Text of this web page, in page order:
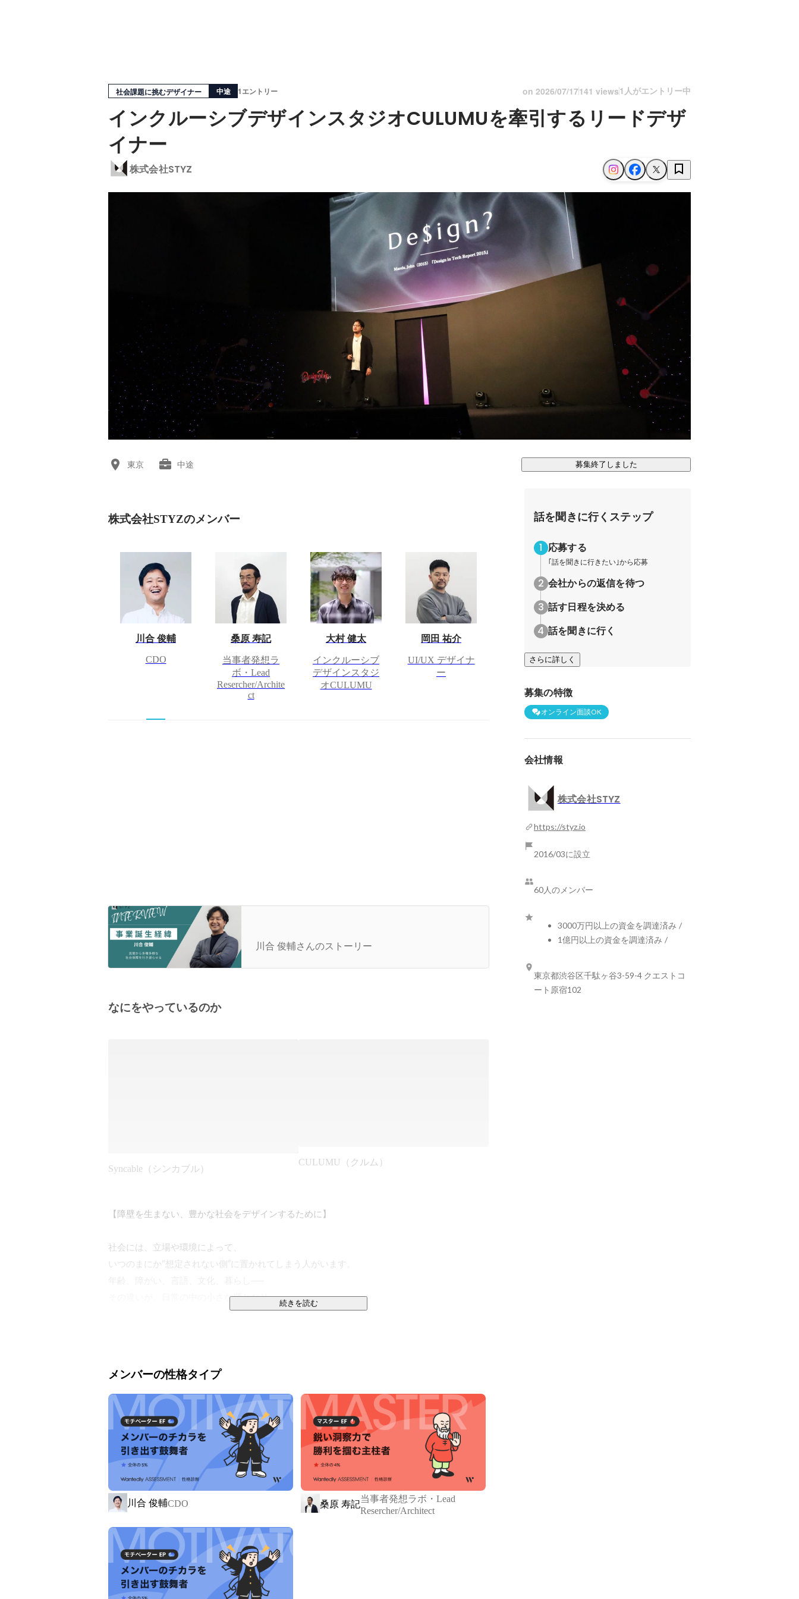
社会課題に挑むデザイナー 中途 1エントリー on 2026/07/17141 views1人がエントリー中
インクルーシブデザインスタジオCULUMUを牽引するリードデザ
イナー
株式会社STYZ
東京 中途 募集終了しました
株式会社STYZのメンバー
川合 俊輔
CDO
桑原 寿記
当事者発想ラ
ボ・Lead
Resercher/Archite
ct
大村 健太
インクルーシブ
デザインスタジ
オCULUMU
岡田 祐介
UI/UX デザイナ
ー
の経緯。なぜインクルーシブデザインなのか。
川合 俊輔さんのストーリー
なにをやっているのか
Syncable（シンカブル）
CULUMU（クルム）
【障壁を生まない、豊かな社会をデザインするために】
社会には、立場や環境によって、
いつのまにか“想定されない側”に置かれてしまう人がいます。
その違いが、日常の中の小さな壁となり、
誰かの行動や選択をそっと制限してしまうことがあります。
デザインの力で実現したいと考えています。
私たちは、多面的な視点で問題を捉え、
あらゆる立場の人の声に耳を傾けることから始めます。
誰かの経験を、もうひとりの未来へとつなぐために。
そして、それぞれの違いが“制約”ではなく“価値”に変わる社会を
ともに描いていくことが、CULUMUの使命です。
なぜやるのか
企業、NPO、そして3つの事業
（STYZ/Tech、Syncable、CULUMU）が連携
続きを読む
メンバーの性格タイプ
川合 俊輔CDO 桑原 寿記
当事者発想ラボ・Lead
Resercher/Architect
話を聞きに行くステップ
応募する
｢話を聞きに行きたい｣から応募
会社からの返信を待つ
話す日程を決める
話を聞きに行く
さらに詳しく
募集の特徴
オンライン面談OK
会社情報
株式会社STYZ
https://styz.io
2016/03に設立
60人のメンバー
3000万円以上の資金を調達済み /
1億円以上の資金を調達済み /
東京都渋谷区千駄ヶ谷3-59-4 クエストコ
ート原宿102